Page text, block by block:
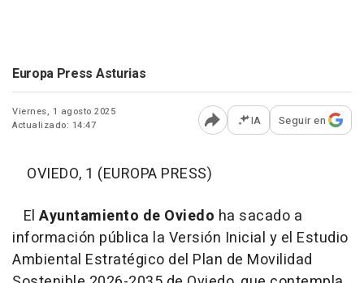
Europa Press Asturias
Viernes, 1 agosto 2025
Actualizado: 14:47
Abrir opciones para
IA Seguir en
OVIEDO, 1 (EUROPA PRESS)
El Ayuntamiento de Oviedo ha sacado a
información pública la Versión Inicial y el Estudio
Ambiental Estratégico del Plan de Movilidad